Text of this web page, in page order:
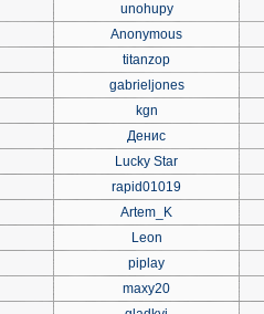
unohupy
Anonymous
titanzop
gabrieljones
kgn
Денис
Lucky Star
rapid01019
Artem_K
Leon
piplay
maxy20